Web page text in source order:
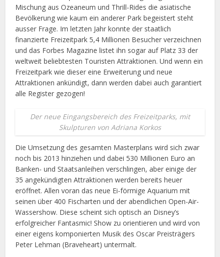
Mischung aus Ozeaneum und Thrill-Rides die asiatische
Bevölkerung wie kaum ein anderer Park begeistert steht
ausser Frage. Im letzten Jahr konnte der staatlich
finanzierte Freizeitpark 5,4 Millionen Besucher verzeichnen
und das Forbes Magazine listet ihn sogar auf Platz 33 der
weltweit beliebtesten Touristen Attraktionen. Und wenn ein
Freizeitpark wie dieser eine Erweiterung und neue
Attraktionen ankündigt, dann werden dabei auch garantiert
alle Register gezogen!
Der neue Eingangsbereich des Freizeitparks, mit
Skulpturen von Adriana Korkos
Die Umsetzung des gesamten Masterplans wird sich zwar
noch bis 2013 hinziehen und dabei 530 Millionen Euro an
Banken- und Staatsanleihen verschlingen, aber einige der
35 angekündigten Attraktionen werden bereits heuer
eröffnet. Allen voran das neue Ei-förmige Aquarium mit
seinen über 400 Fischarten und der abendlichen Open-Air-
Wassershow. Diese scheint sich optisch an Disney’s
erfolgreicher Fantasmic! Show zu orientieren und wird von
einer eigens komponierten Musik des Oscar Preisträgers
Peter Lehman (Braveheart) untermalt.